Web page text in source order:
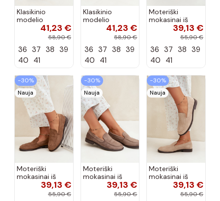
Klasikinio
modelio
aukštakulniai
šokolado
spalvos Nesha
41,23 €
58,90 €
36 37 38 39
40 41
Klasikinio
modelio
aukštakulniai
bordo spalvos
Nesha
41,23 €
58,90 €
36 37 38 39
40 41
Moteriški
mokasinai iš
dirbtinės
zomšos, bordo
39,13 €
55,90 €
36 37 38 39
40 41
−30%
Nauja
Moteriški
mokasinai iš
dirbtinės
zomšos, rudos
39,13 €
55,90 €
−30%
Nauja
Moteriški
mokasinai iš
dirbtinės
zomšos, molio
39,13 €
55,90 €
−30%
Nauja
Moteriški
mokasinai iš
dirbtinės
zomšos, smėlio
39,13 €
55,90 €